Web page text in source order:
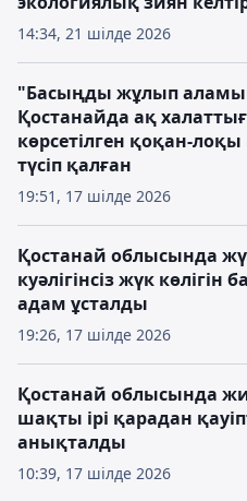
14:34, 21 шілде 2026
19:51, 17 шілде 2026
"Басыңды жұлып
Қостанайда ақ
көрсетілген қоқан-
түсіп қалған
19:26, 17 шілде 2026
Қостанай облысында
куәлігінсіз жүк көлігін
адам ұсталды
10:39, 17 шілде 2026
Қостанай облысында
шақты ірі қарадан
анықталды